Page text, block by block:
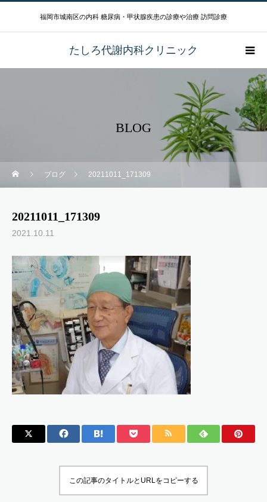
福岡市城南区の内科 糖尿病・甲状腺疾患の診療や治療 訪問診療
たしろ代謝内科クリニック
BLOG
ブログ 20211011_171309
20211011_171309
2021.10.11
この記事のタイトルとURLをコピーする